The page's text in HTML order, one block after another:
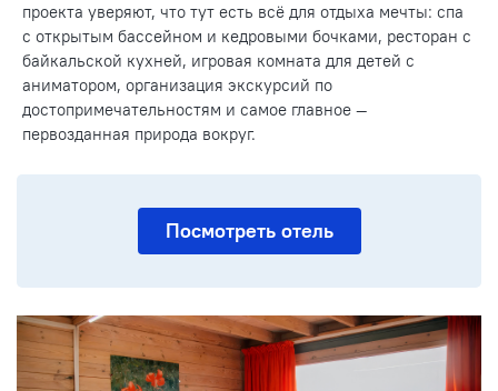
проекта уверяют, что тут есть всё для отдыха мечты: спа
с открытым бассейном и кедровыми бочками, ресторан с
байкальской кухней, игровая комната для детей с
аниматором, организация экскурсий по
достопримечательностям и самое главное —
первозданная природа вокруг.
Посмотреть отель